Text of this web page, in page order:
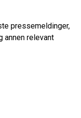
pressemeldinger,
annen relevant